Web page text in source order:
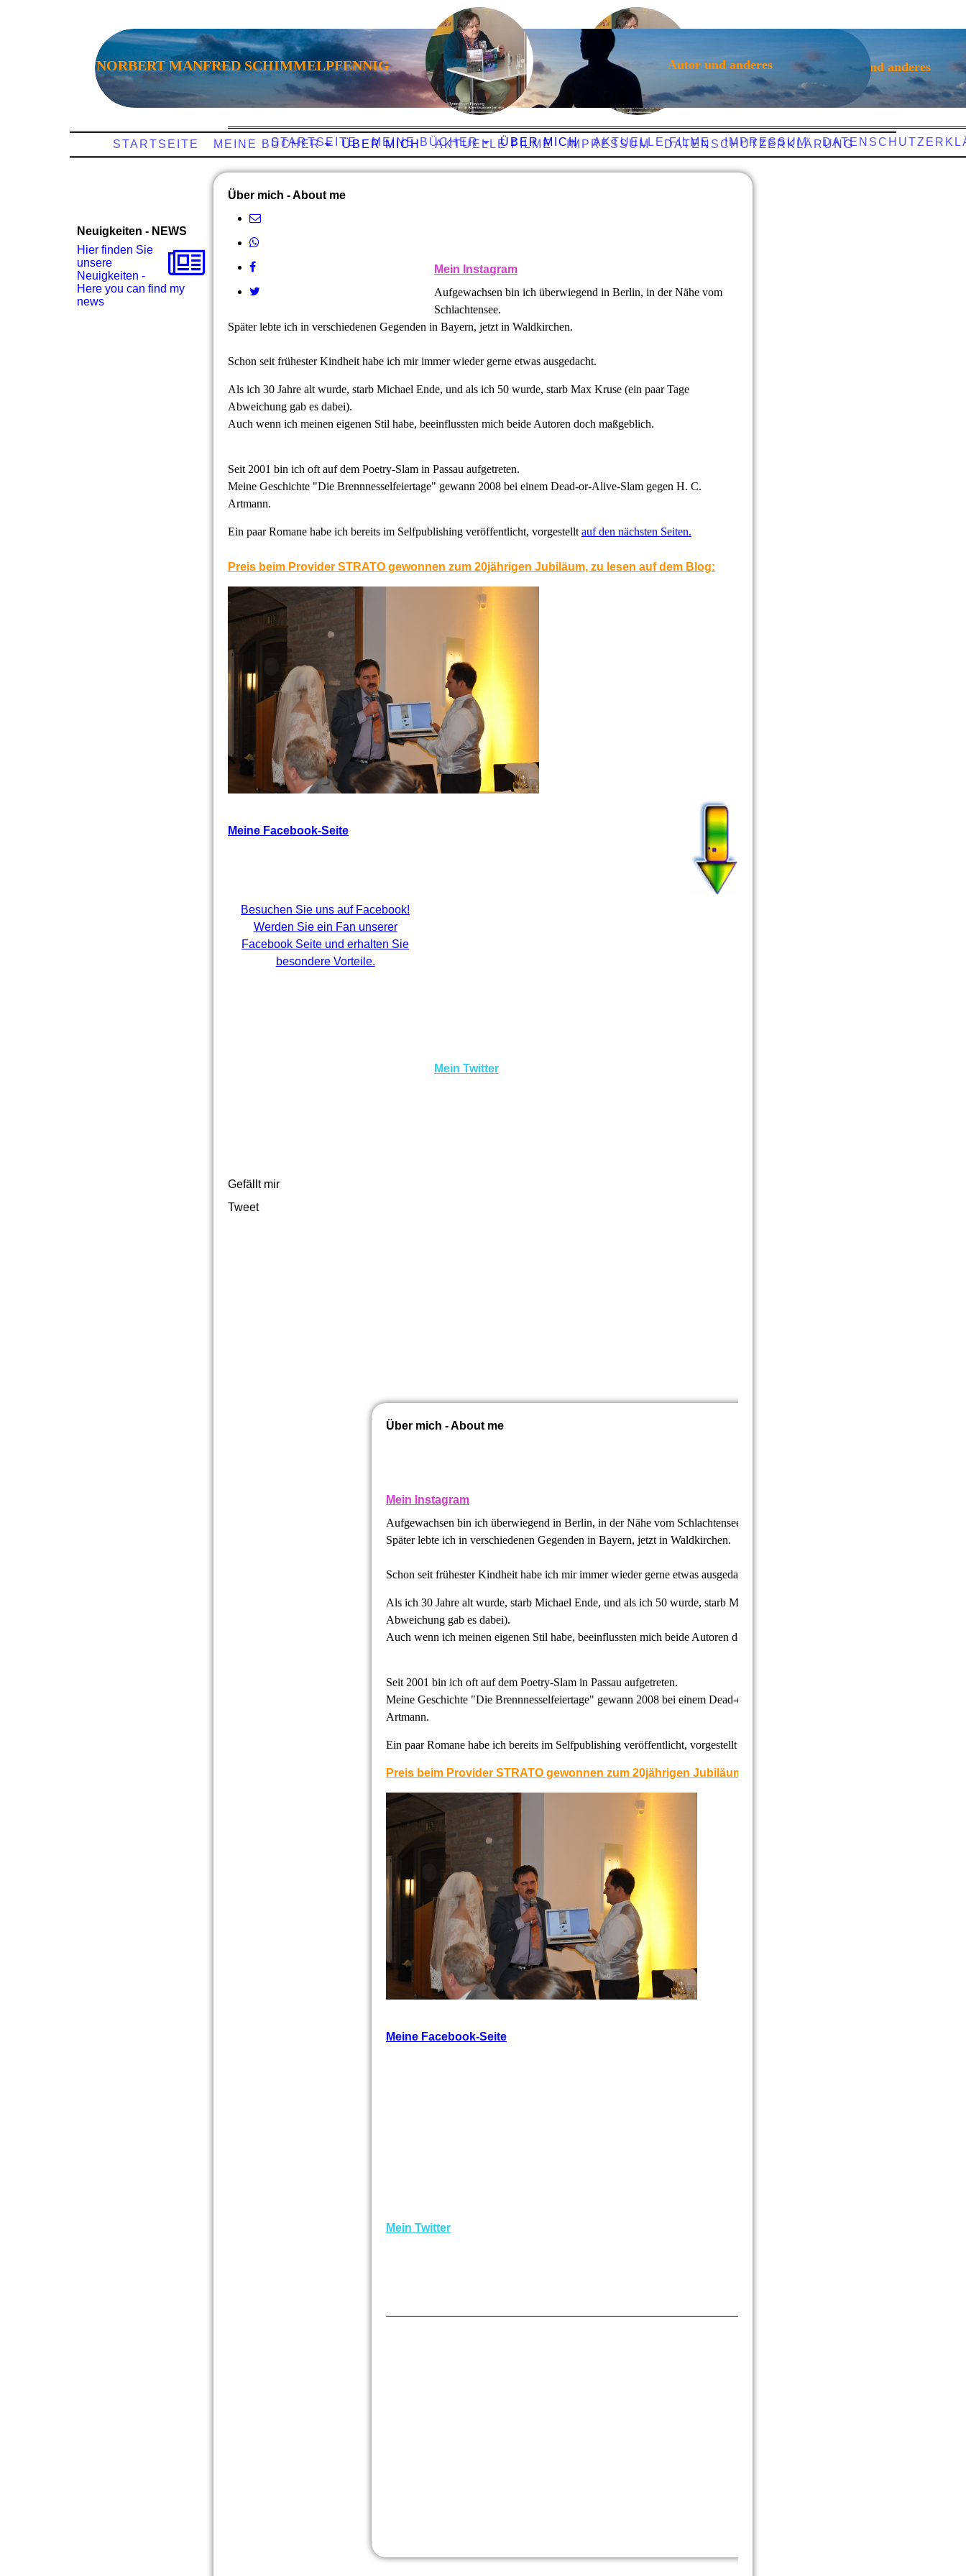
NORBERT MANFRED SCHIMMELPFENNIG Autor und anderes
STARTSEITE MEINE BÜCHER ÜBER MICH AKTUELLE FILME IMPRESSUM DATENSCHUTZERKLÄRUNG
Über mich - About me
Mein Instagram
Aufgewachsen bin ich überwiegend in Berlin, in der Nähe vom
Schlachtensee.
Später lebte ich in verschiedenen Gegenden in Bayern, jetzt in Waldkirchen.
Schon seit frühester Kindheit habe ich mir immer wieder gerne etwas ausgedacht.
Als ich 30 Jahre alt wurde, starb Michael Ende, und als ich 50 wurde, starb Max Kruse (ein paar Tage
Abweichung gab es dabei).
Auch wenn ich meinen eigenen Stil habe, beeinflussten mich beide Autoren doch maßgeblich.
Seit 2001 bin ich oft auf dem Poetry-Slam in Passau aufgetreten.
Meine Geschichte "Die Brennnesselfeiertage" gewann 2008 bei einem Dead-or-Alive-Slam gegen H. C.
Artmann.
Ein paar Romane habe ich bereits im Selfpublishing veröffentlicht, vorgestellt auf den nächsten Seiten.
Preis beim Provider STRATO gewonnen zum 20jährigen Jubiläum, zu lesen auf dem Blog:
Meine Facebook-Seite
Besuchen Sie uns auf Facebook!
Werden Sie ein Fan unserer
Facebook Seite und erhalten Sie
besondere Vorteile.
Gefällt mir
Mein Twitter
Tweet
NORBERT MANFRED SCHIMMELPFENNIG Autor und anderes
STARTSEITE MEINE BÜCHER ÜBER MICH AKTUELLE FILME IMPRESSUM
Über mich - About me
Mein Instagram
Aufgewachsen bin ich überwiegend in Berlin, in der Nähe vom Schlachtensee.
Später lebte ich in verschiedenen Gegenden in Bayern, jetzt in Waldkirchen.
Schon seit frühester Kindheit habe ich mir immer wieder gerne etwas ausgedacht.
Als ich 30 Jahre alt wurde, starb Michael Ende, und als ich 50 wurde, starb Max Kruse (ein paar Tage
Abweichung gab es dabei).
Auch wenn ich meinen eigenen Stil habe, beeinflussten mich beide Autoren doch maßgeblich.
Seit 2001 bin ich oft auf dem Poetry-Slam in Passau aufgetreten.
Meine Geschichte "Die Brennnesselfeiertage" gewann 2008 bei einem Dead-or-Alive-Slam gegen H. C.
Artmann.
Ein paar Romane habe ich bereits im Selfpublishing veröffentlicht, vorgestellt
Preis beim Provider STRATO gewonnen zum 20jährigen Jubiläum, zu lesen auf dem Blog:
Meine Facebook-Seite
Mein Twitter
Neuigkeiten - NEWS
Hier finden Sie
unsere
Neuigkeiten -
Here you can find my
news